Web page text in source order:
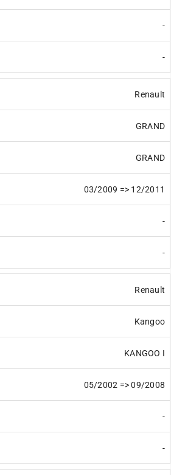
-
-
Renault
GRAND
GRAND
03/2009 => 12/2011
-
-
Renault
Kangoo
KANGOO I
05/2002 => 09/2008
-
-